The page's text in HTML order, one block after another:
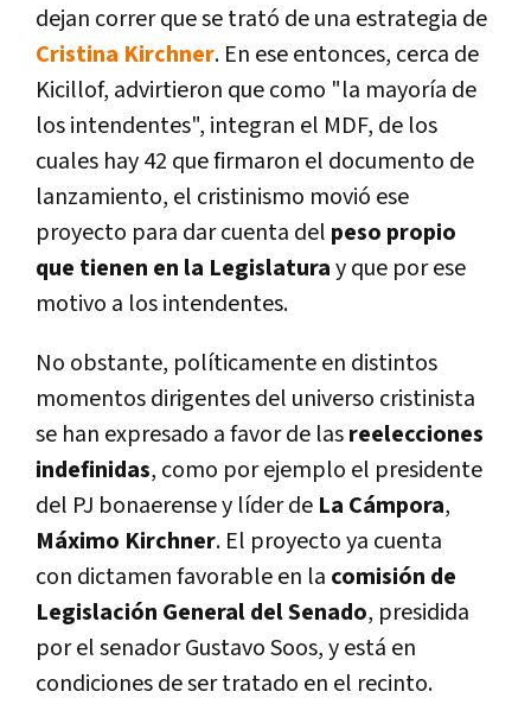
dejan correr que se trató de una estrategia de
Cristina Kirchner. En ese entonces, cerca de
Kicillof, advirtieron que como "la mayoría de
los intendentes", integran el MDF, de los
cuales hay 42 que firmaron el documento de
lanzamiento, el cristinismo movió ese
proyecto para dar cuenta del peso propio
que tienen en la Legislaturay que por ese
motivo a los intendentes.
No obstante, políticamente en distintos
momentos dirigentes del universo cristinista
se han expresado a favor de lasreelecciones
indefinidas, como por ejemplo el presidente
del PJ bonaerense y líder de La Cámpora,
Máximo Kirchner. El proyecto ya cuenta
con dictamen favorable en la comisión de
Legislación General del Senado, presidida
por el senador Gustavo Soos, y está en
condiciones de ser tratado en el recinto.